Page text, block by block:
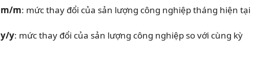
m: mức thay đổi của sản lượng công nghiệp tháng hiện tại
y: mức thay đổi của sản lượng công nghiệp so với cùng kỳ